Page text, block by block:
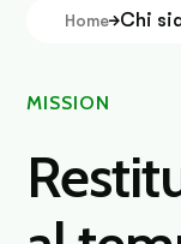
Home Chi
MISSION